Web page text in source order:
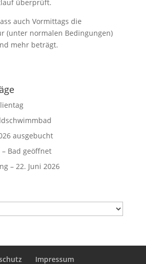
überprüft.
auch Vormittags die
(unter normalen Bedingungen)
mehr beträgt.
ausgebucht
Bad geöffnet
– 22. Juni 2026
Impressum